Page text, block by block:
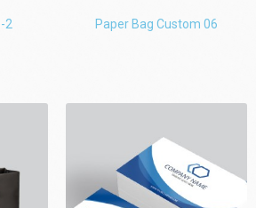
2 Paper Bag Custom 06